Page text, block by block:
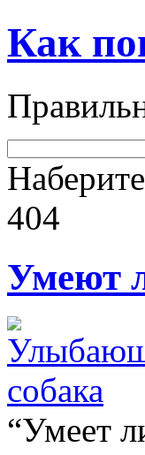
Как
404
Умеют
“Умеет